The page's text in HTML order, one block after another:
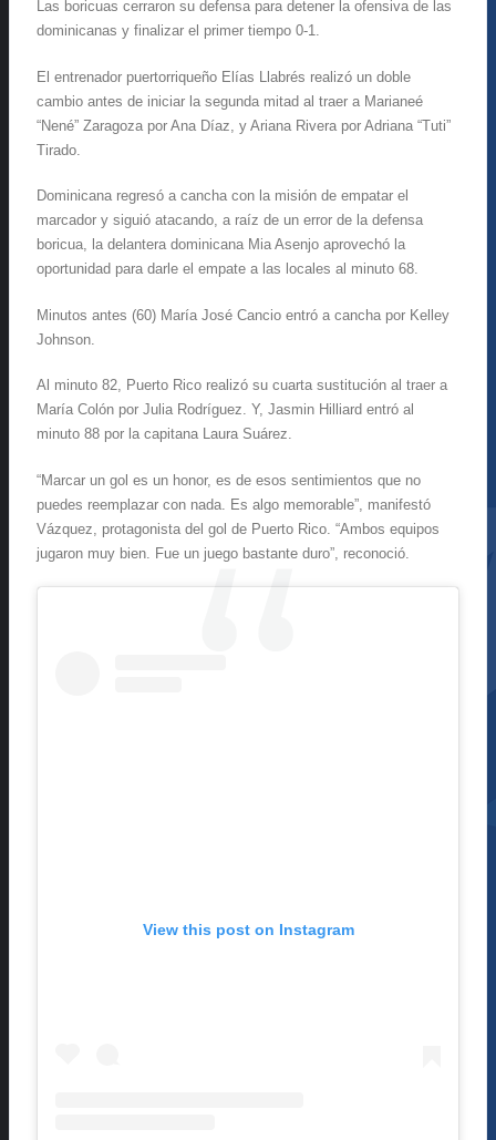
Las boricuas cerraron su defensa para detener la ofensiva de las
dominicanas y finalizar el primer tiempo 0-1.
El entrenador puertorriqueño Elías Llabrés realizó un doble
cambio antes de iniciar la segunda mitad al traer a Marianeé
“Nené” Zaragoza por Ana Díaz, y Ariana Rivera por Adriana “Tuti”
Tirado.
Dominicana regresó a cancha con la misión de empatar el
marcador y siguió atacando, a raíz de un error de la defensa
boricua, la delantera dominicana Mia Asenjo aprovechó la
oportunidad para darle el empate a las locales al minuto 68.
Minutos antes (60) María José Cancio entró a cancha por Kelley
Johnson.
Al minuto 82, Puerto Rico realizó su cuarta sustitución al traer a
María Colón por Julia Rodríguez. Y, Jasmin Hilliard entró al
minuto 88 por la capitana Laura Suárez.
“Marcar un gol es un honor, es de esos sentimientos que no
puedes reemplazar con nada. Es algo memorable”, manifestó
Vázquez, protagonista del gol de Puerto Rico. “Ambos equipos
jugaron muy bien. Fue un juego bastante duro”, reconoció.
View this post on Instagram